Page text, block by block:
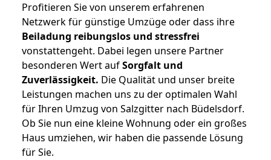
Profitieren Sie von unserem erfahrenen
Netzwerk für günstige Umzüge oder dass ihre
Beiladung reibungslos und stressfrei
vonstattengeht. Dabei legen unsere Partner
besonderen Wert aufSorgfalt und
Zuverlässigkeit. Die Qualität und unser breite
Leistungen machen uns zu der optimalen Wahl
für Ihren Umzug von Salzgitter nach Büdelsdorf.
Ob Sie nun eine kleine Wohnung oder ein großes
Haus umziehen, wir haben die passende Lösung
für Sie.